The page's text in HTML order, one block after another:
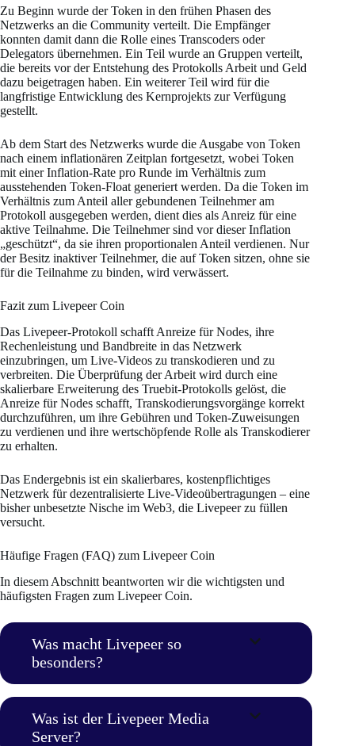
Zu Beginn wurde der Token in den frühen Phasen des
Netzwerks an die Community verteilt. Die Empfänger
konnten damit dann die Rolle eines Transcoders oder
Delegators übernehmen. Ein Teil wurde an Gruppen verteilt,
die bereits vor der Entstehung des Protokolls Arbeit und Geld
dazu beigetragen haben. Ein weiterer Teil wird für die
langfristige Entwicklung des Kernprojekts zur Verfügung
gestellt.
Ab dem Start des Netzwerks wurde die Ausgabe von Token
nach einem inflationären Zeitplan fortgesetzt, wobei Token
mit einer Inflation-Rate pro Runde im Verhältnis zum
ausstehenden Token-Float generiert werden. Da die Token im
Verhältnis zum Anteil aller gebundenen Teilnehmer am
Protokoll ausgegeben werden, dient dies als Anreiz für eine
aktive Teilnahme. Die Teilnehmer sind vor dieser Inflation
„geschützt“, da sie ihren proportionalen Anteil verdienen. Nur
der Besitz inaktiver Teilnehmer, die auf Token sitzen, ohne sie
für die Teilnahme zu binden, wird verwässert.
Fazit zum Livepeer Coin
Das Livepeer-Protokoll schafft Anreize für Nodes, ihre
Rechenleistung und Bandbreite in das Netzwerk
einzubringen, um Live-Videos zu transkodieren und zu
verbreiten. Die Überprüfung der Arbeit wird durch eine
skalierbare Erweiterung des Truebit-Protokolls gelöst, die
Anreize für Nodes schafft, Transkodierungsvorgänge korrekt
durchzuführen, um ihre Gebühren und Token-Zuweisungen
zu verdienen und ihre wertschöpfende Rolle als Transkodierer
zu erhalten.
Das Endergebnis ist ein skalierbares, kostenpflichtiges
Netzwerk für dezentralisierte Live-Videoübertragungen – eine
bisher unbesetzte Nische im Web3, die Livepeer zu füllen
versucht.
Häufige Fragen (FAQ) zum Livepeer Coin
In diesem Abschnitt beantworten wir die wichtigsten und
häufigsten Fragen zum Livepeer Coin.
Was macht Livepeer so
besonders?
Was ist der Livepeer Media
Server?